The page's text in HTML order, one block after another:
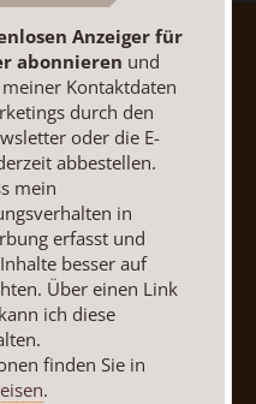
Datenschutz
Impressum
Abo online kündigen
Anzeiger für
abonnieren und
Kontaktdaten
durch den
oder die E-
abbestellen.
mein
in
erfasst und
besser auf
Über einen Link
ich diese
finden Sie in
.